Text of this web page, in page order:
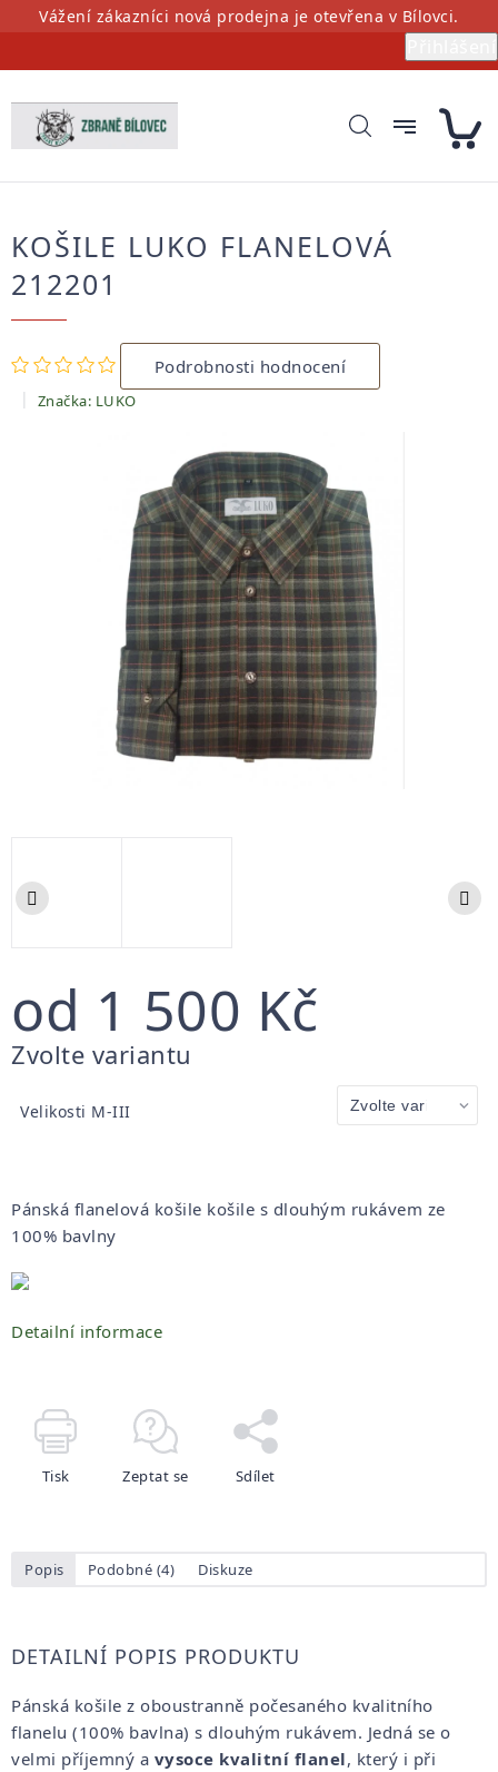
PřejítVážení zákazníci nová prodejna je otevřena v Bílovci.
KOŠILE LUKO FLANELOVÁ
212201
Průměrné
hodnocení
produktu
je
hvězdiček.
Podrobnosti hodnocení
Značka: LUKO
od 1 500 Kč
Měrná
Zvolte variantu
Velikosti M-III
Pánská flanelová košile košile s dlouhým rukávem ze
100% bavlny
Detailní informace
Tisk Zeptat se Sdílet
Popis Podobné (4) Diskuze
DETAILNÍ POPIS PRODUKTU
Pánská košile z oboustranně počesaného kvalitního
flanelu (100% bavlna) s dlouhým rukávem. Jedná se o
velmi příjemný a vysoce kvalitní flanel, který i při